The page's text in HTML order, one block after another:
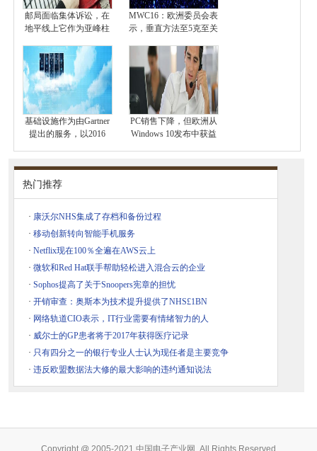
邮局面临集体诉讼，在
地平线上它作为亚峰柱
MWC16：欧洲委员会表
示，垂直方法至5克至关
基础设施作为由Gartner
提出的服务，以2016
PC销售下降，但欧洲从
Windows 10发布中获益
热门推荐
· 康沃尔NHS集成了存档和备份过程
· 移动创新转向智能手机服务
· Netflix现在100％全遍在AWS云上
· 微软和Red Hat联手帮助轻松进入混合云的企业
· Sophos提高了关于Snoopers宪章的担忧
· 开销审查：奥斯本为技术提升提供了NHS£1BN
· 网络轨道CIO表示，IT行业需要有情绪智力的人
· 威尔士的GP患者将于2017年获得医疗记录
· 只有四分之一的银行专业人士认为现任者是主要竞争
· 违反欧盟数据法大修的最大影响的违约通知说法